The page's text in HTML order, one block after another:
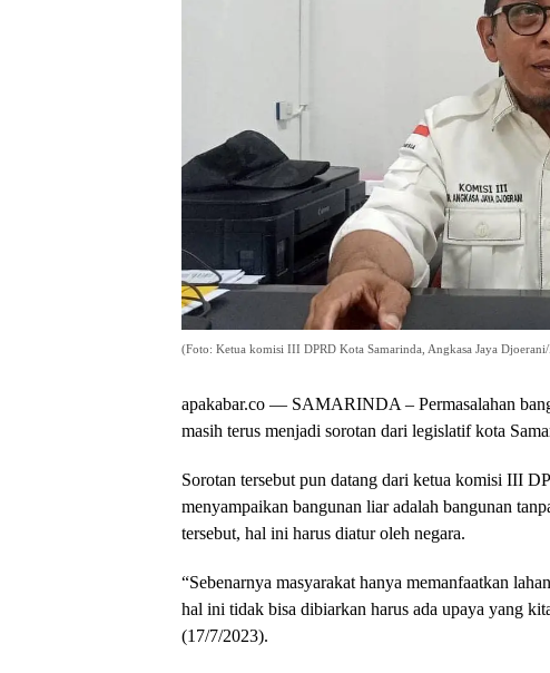
(Foto: Ketua komisi III DPRD Kota Samarinda, Angkasa Jaya
apakabar.co — SAMARINDA – Permasalahan
masih terus menjadi sorotan dari legislatif kota
Sorotan tersebut pun datang dari ketua komisi III
menyampaikan bangunan liar adalah bangunan
tersebut, hal ini harus diatur oleh negara.
“Sebenarnya masyarakat hanya memanfaatkan
hal ini tidak bisa dibiarkan harus ada upaya yang
(17/7/2023).